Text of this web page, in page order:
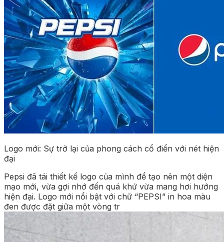
Logo mới: Sự trở lại của phong cách cổ điển với nét hiện
đại
Pepsi đã tái thiết kế logo của mình để tạo nên một diện
mạo mới, vừa gợi nhớ đến quá khứ vừa mang hơi hướng
hiện đại. Logo mới nổi bật với chữ “PEPSI” in hoa màu
đen được đặt giữa một vòng tr